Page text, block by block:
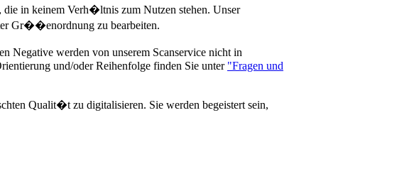
in keinem Verh�ltnis zum Nutzen stehen. Unser
Gr��enordnung zu bearbeiten.
Negative werden von unserem Scanservice nicht in
und/oder Reihenfolge finden Sie unter "Fragen und
Qualit�t zu digitalisieren. Sie werden begeistert sein,